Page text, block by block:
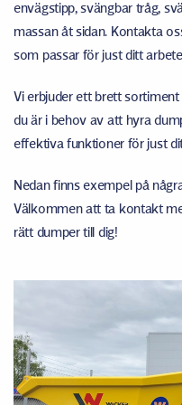
envägstipp, svängbar tråg,
massan åt sidan. Kontakta
som passar för just ditt
Vi erbjuder ett brett
du är i behov av att hyra
effektiva funktioner för just
Nedan finns exempel på
Välkommen att ta kontakt
rätt dumper till dig!